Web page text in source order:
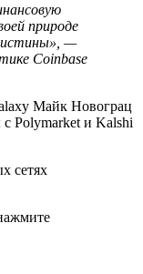
природе
истины», —
Coinbase
Майк Новограц
с Polymarket и Kalshi
сетях